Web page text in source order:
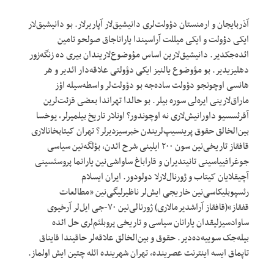
آذربایجان و ارمنستان دؤولت‌لری دانیشیق‌لار آپاریرلار. بو دانیشیق‌لار
ایکی دؤولت و ایکی میللت آراسیندا یاراناجاق صولحو تامین
ائد‌ه‌جکدیر. دانیشیق‌لارین اساس مؤوضوع‌لاریندان بیری ده زنگه‌زور
دهلیزیدیر. بو مؤوضوع یالنیز ایکی دؤولتی علاقه‌دار ائدیر و هر
هانسی اوچونجو دؤولت ساده‌جه بو دؤولت‌لر واسطه‌سیله اؤز
ماراق‌لارینی ایر‌ه‌لی سوره بیلر. بو حالدا تهراندا بعضی قزئت‌لرین
آقرئسسیو داورانیش‌لاری نه اوچوندور؟ اونلار تاریخ بیلمیرلر، یوخسا
بین‌الخالق حقوق پرینسیپ‌لریندن خبرسیزدیرلر؟ تهران کیتابخانالاری
قافقاز تاریخی‌نین سون ۲۰۰ ایلینی شرح ائد‌ن، بؤلگه‌نین سیاسی
جوغرافییاسینی تانیتدیران و قاراباغ ساواشی‌نین یارانما پروسئسینی
آچیقلایان کیتاب و ژورنال‌لارلا دولودور. ایران ایسلام
رئسپوبلیکاسی‌نین خاریجی ایش‌لر ناظیرلیگی‌نین «مطالعات
قفقاز»(قافقاز آراشدیرمالاری) ژورنالی‌نین ۷۰-جی ایل‌لر آرخیوی
ساوادسیزلیقدان یارانان سیاسی و تاریخی پروبلئم‌لری حل ائده
بیله‌جک سوییه‌ده‌دیر. حقوق و بین‌الخالق علاقه‌لر حاقیندا قایناق
تاپماق ایسه اینترنت عصرینده، تهران شهرینده ائله چتین ایش اولماز.